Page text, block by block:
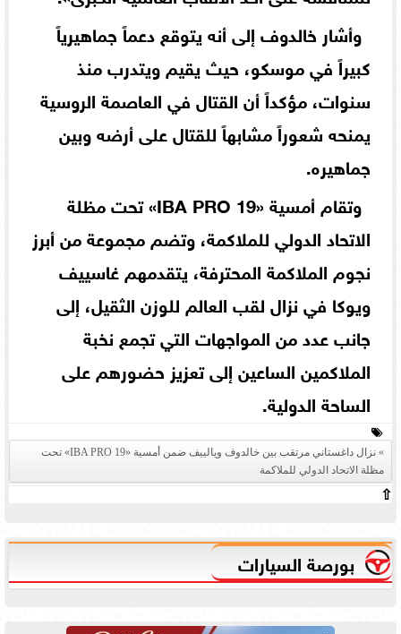
وأشار خالدوف إلى أنه يتوقع دعماً جماهيرياً
كبيراً في موسكو، حيث يقيم ويتدرب منذ
سنوات، مؤكداً أن القتال في العاصمة الروسية
يمنحه شعوراً مشابهاً للقتال على أرضه وبين
جماهيره.
وتقام أمسية «IBA PRO 19» تحت مظلة
الاتحاد الدولي للملاكمة، وتضم مجموعة من أبرز
نجوم الملاكمة المحترفة، يتقدمهم غاسييف
ويوكا في نزال لقب العالم للوزن الثقيل، إلى
جانب عدد من المواجهات التي تجمع نخبة
الملاكمين الساعين إلى تعزيز حضورهم على
الساحة الدولية.
نزال داغستاني مرتقب بين خالدوف ويالييف ضمن أمسية «IBA PRO 19» تحت
مظلة الاتحاد الدولي للملاكمة
⇧
بورصة السيارات